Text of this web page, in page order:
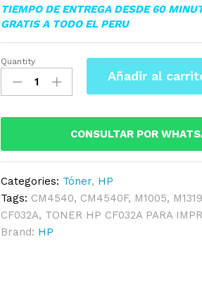
TIEMPO DE ENTREGA DESDE 60
GRATIS A TODO EL PERU
TONER
HP
CF032A
(646A)
L.J.
12,500
PAG.
quantity
Quantity
Añadir al
CONSULTAR POR
Categories: Tóner, HP
Tags: CM4540, CM4540F, M1005, M1319
CF032A, TONER HP CF032A PARA
Brand: HP